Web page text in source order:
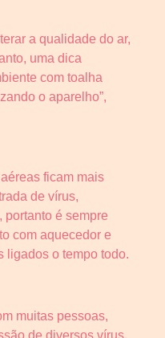
a qualidade do ar,
uma dica
com toalha
o aparelho”,
ficam mais
de vírus,
portanto é sempre
com aquecedor e
ligados o tempo todo.
muitas pessoas,